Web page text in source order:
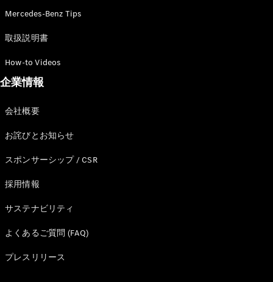
フェア・イ
ンペーン
Mercedes-
STUDIO
ディーラー
のご購入サ
デジタルコ
ンパニオン
限定車ライ
Mercedes-Benz Tips
取扱説明書
How-to Videos
企業情報
会社概要
お詫びとお知らせ
スポンサーシップ / CSR
採用情報
サステナビリティ
よくあるご質問 (FAQ)
プレスリリース